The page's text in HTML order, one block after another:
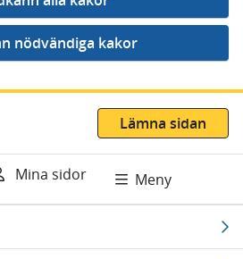
Lämna sidan
Mina sidor Meny